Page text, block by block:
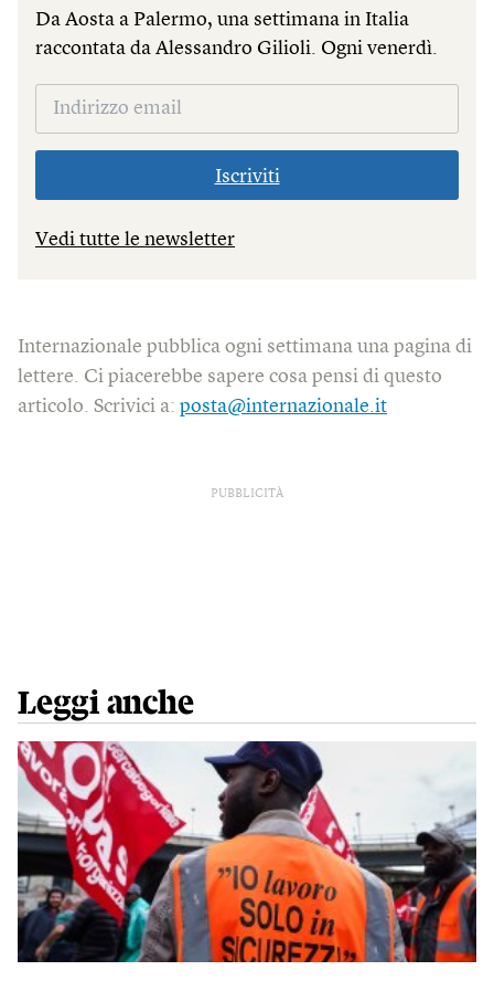
Da Aosta a Palermo, una settimana in Italia
raccontata da Alessandro Gilioli. Ogni venerdì.
Iscriviti
Vedi tutte le newsletter
Internazionale pubblica ogni settimana una pagina di
lettere. Ci piacerebbe sapere cosa pensi di questo
articolo. Scrivici a: posta@internazionale.it
PUBBLICITÀ
Leggi anche